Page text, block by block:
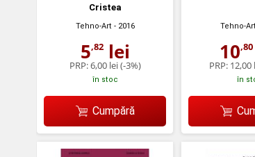
Cristea
Tehno-Art - 2016
5,82lei
PRP:6,00 lei(-3%)
în stoc
Cumpără
Tehno-Art
10,80
PRP: 12,00
în